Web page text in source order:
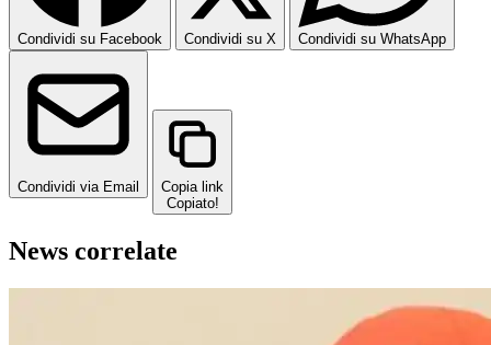
Condividi su Facebook Condividi su X Condividi su WhatsApp
Condividi via Email
Copia link
Copiato!
News correlate